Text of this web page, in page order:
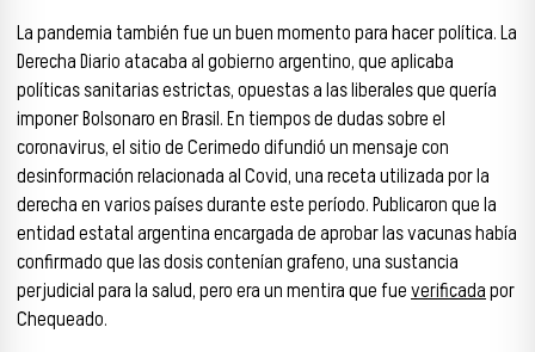
La pandemia también fue un buen momento para hacer política. La
Derecha Diario atacaba al gobierno argentino, que aplicaba
políticas sanitarias estrictas, opuestas a las liberales que quería
imponer Bolsonaro en Brasil. En tiempos de dudas sobre el
coronavirus, el sitio de Cerimedo difundió un mensaje con
desinformación relacionada al Covid, una receta utilizada por la
derecha en varios países durante este período. Publicaron que la
entidad estatal argentina encargada de aprobar las vacunas había
confirmado que las dosis contenían grafeno, una sustancia
perjudicial para la salud, pero era un mentira que fueverificadapor
Chequeado.